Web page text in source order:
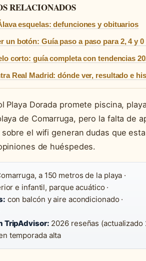
RELACIONADOS
esquelas: defunciones y obituarios
un botón: Guía paso a paso para 2, 4 y
corto: guía completa con tendencias
Real Madrid: dónde ver, resultado e
Playa Dorada promete piscina,
de Comarruga, pero la falta de
el wifi generan dudas que
de huéspedes.
a 150 metros de la playa ·
e infantil, parque acuático ·
con balcón y aire acondicionado ·
TripAdvisor: 2026 reseñas (actualizado
temporada alta